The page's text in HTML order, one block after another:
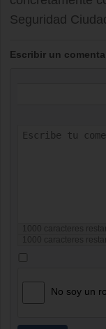
Seguridad
Escribir un
caracteres
caracteres
No soy un